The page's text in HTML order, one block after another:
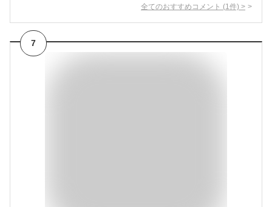
全てのおすすめコメント (1 件) >
7